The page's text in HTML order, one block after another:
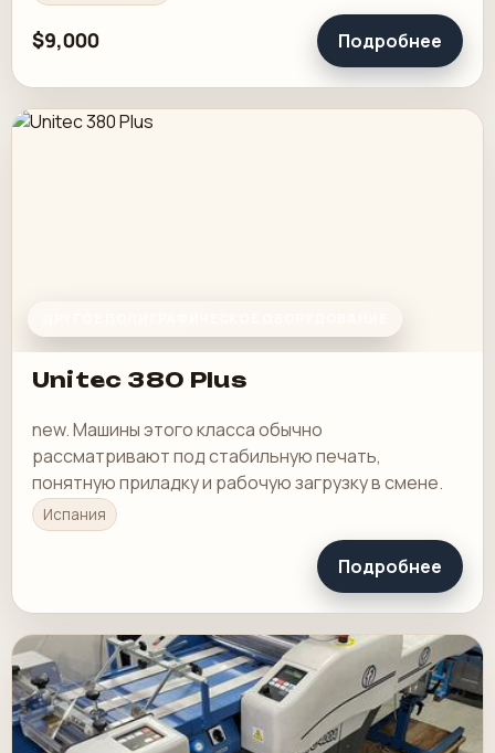
$9,000 Подробнее
Unitec 380 Plus
new. Машины этого класса обычно
рассматривают под стабильную печать,
понятную приладку и рабочую загрузку в смене.
Испания
Подробнее